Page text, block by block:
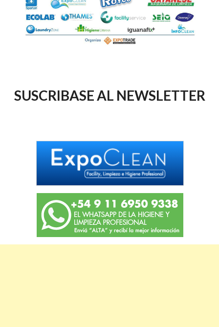
SUSCRIBASE AL NEWSLETTER